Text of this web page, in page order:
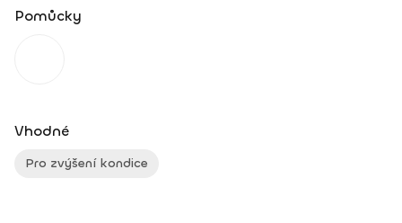
Pomůcky
Vhodné
Pro zvýšení kondice